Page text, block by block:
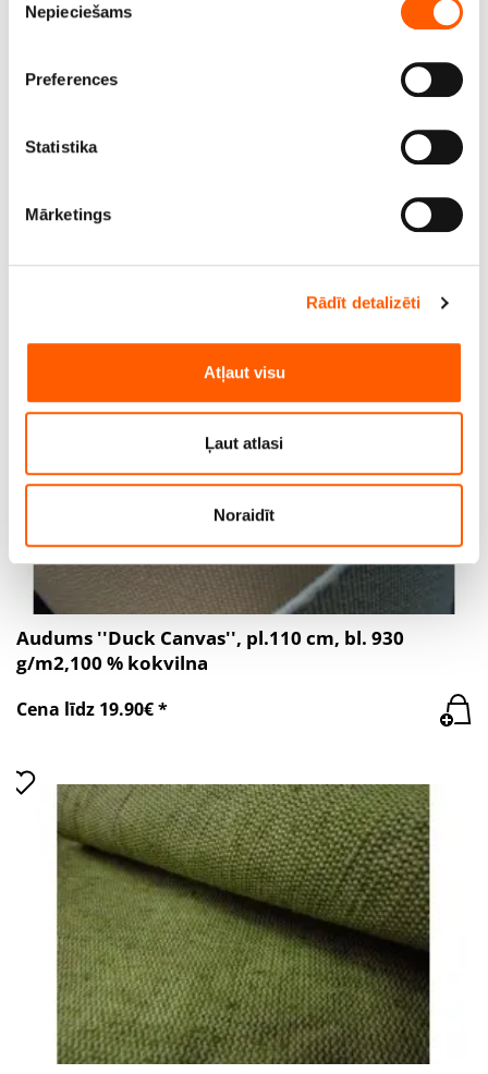
apkopot informāciju par jūsu ģeogrāfisko
Identificēt ierīci, veicot aktīvu skenēšanu, lai
pirkstu nospiedumus)
informācijas sadaļā
. Jebkurā laikā no varat mainīt vai
Mēs izmantojam sīkfailus, lai personalizētu saturu un
izmantojat mūsu vietni, mēs arī kopīgojam ar saviem
sociālās saziņas līdzekļu, reklamēšanas un analīzes
partneriem, kuri to var apvienot ar citu informāciju, ko
pakalpojumus.
izvēle
Nepieciešams
Preferences
Statistika
Mārketings
Rādīt detalizēti
Atļaut visu
Ļaut atlasi
Noraidīt
kokvilna
Cena līdz 19.90€ *
Audums ''Duck Canvas'', pl.110 cm, bl. 930
g/m2,100 % kokvilna
Cena līdz 19.90€ *